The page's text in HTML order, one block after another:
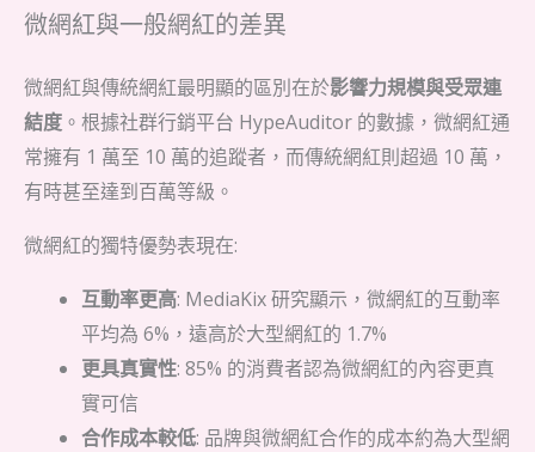
微網紅與一般網紅的差異
微網紅與傳統網紅最明顯的區別在於影響力規模與受眾連
結度 。根據社群行銷平台 HypeAuditor 的數據，微網紅通
常擁有 1 萬至 10 萬的追蹤者，而傳統網紅則超過 10 萬，
有時甚至達到百萬等級。
微網紅的獨特優勢表現在:
互動率更高: MediaKix 研究顯示，微網紅的互動率
平均為 6%，遠高於大型網紅的 1.7%
更具真實性: 85% 的消費者認為微網紅的內容更真
實可信
合作成本較低: 品牌與微網紅合作的成本約為大型網